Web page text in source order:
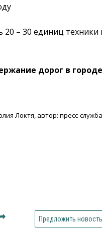
– 30 единиц
дорог в
Локтя, автор: пресс-
Предложить новость